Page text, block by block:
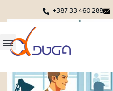
+387 33 460 288